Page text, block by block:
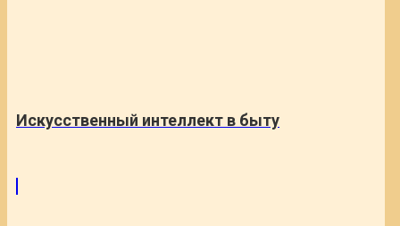
Искусственный интеллект в быту